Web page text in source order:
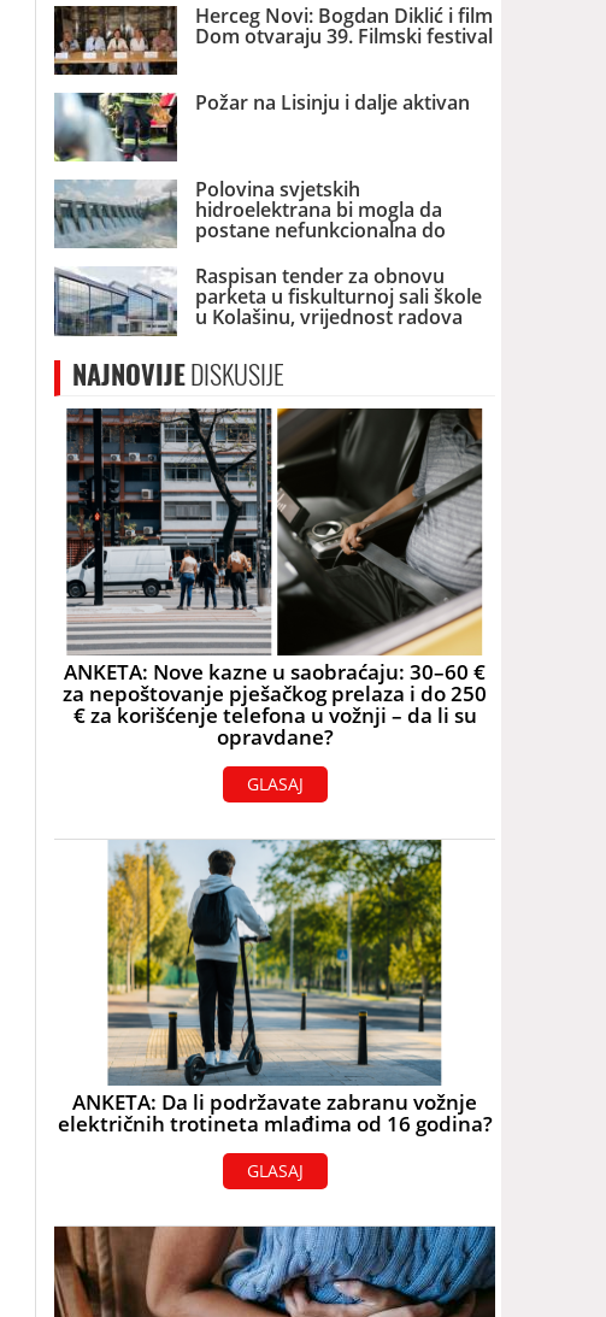
Herceg Novi: Bogdan Diklić i film
Dom otvaraju 39. Filmski festival
Požar na Lisinju i dalje aktivan
Polovina svjetskih
hidroelektrana bi mogla da
postane nefunkcionalna do
2060. godine
Raspisan tender za obnovu
parketa u fiskulturnoj sali škole
u Kolašinu, vrijednost radova
skoro 40.000 eura
NAJNOVIJEDISKUSIJE
ANKETA: Nove kazne u saobraćaju: 30–60 €
za nepoštovanje pješačkog prelaza i do 250
€ za korišćenje telefona u vožnji – da li su
opravdane?
GLASAJ
ANKETA: Da li podržavate zabranu vožnje
električnih trotineta mlađima od 16 godina?
GLASAJ